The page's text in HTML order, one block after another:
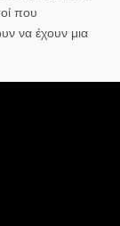
που
να έχουν μια